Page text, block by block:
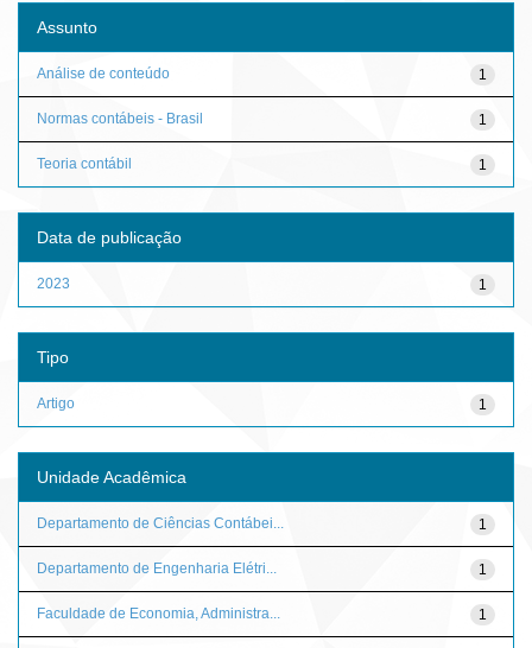
Assunto
1
Análise de conteúdo
1
Normas contábeis - Brasil
1
Teoria contábil
Data de publicação
1
2023
Tipo
1
Artigo
Unidade Acadêmica
1
Departamento de Ciências Contábei...
1
Departamento de Engenharia Elétri...
1
Faculdade de Economia, Administra...